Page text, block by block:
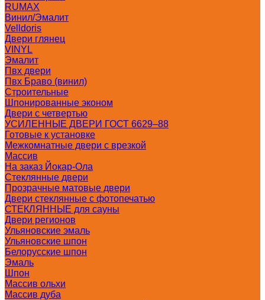
RUMAX
Винил/Эмалит
Velldoris
Двери глянец
VINYL
Эмалит
Пвх двери
Пвх Браво (винил)
Строительные
Шпонированные эконом
Двери с четвертью
УСИЛЕННЫЕ ДВЕРИ ГОСТ 6629–88
Готовые к установке
Межкомнатные двери с врезкой
Массив
На заказ Йокар-Ола
Стеклянные двери
Прозрачные матовые двери
Двери стеклянные с фотопечатью
СТЕКЛЯННЫЕ для сауны
Двери регионов
Ульяновские эмаль
Ульяновские шпон
Белорусские шпон
Эмаль
Шпон
Массив ольхи
Массив дуба